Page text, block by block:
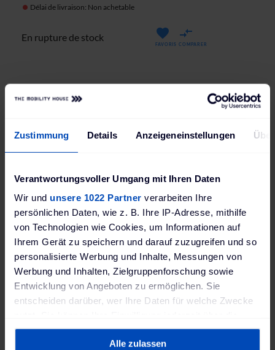
Zustimmung Details Anzeigeneinstellungen
Verantwortungsvoller Umgang mit Ihren Daten
Wir und unsere 1022 Partner verarbeiten Ihre
persönlichen Daten, wie z. B. Ihre IP-Adresse, mithilfe
von Technologien wie Cookies, um Informationen auf
Ihrem Gerät zu speichern und darauf zuzugreifen und so
personalisierte Werbung und Inhalte, Messungen von
Werbung und Inhalten, Zielgruppenforschung sowie
Entwicklung von Angeboten zu ermöglichen. Sie
entscheiden darüber, wer Ihre Daten für welche Zwecke
Cookie-Erklärung oder durch Klicken auf das Privacy
Trigger Symbol ändern oder widerrufen
Alle zulassen
Délai de livraison: Non achetable
En rupture de stock
FAVORIS COMPARER
(type 2 - type 2, 22kW, 32 A, 5m)
279,00 €
Délai de livraison: 2-3 semaines, livraison Express n'est pas possible